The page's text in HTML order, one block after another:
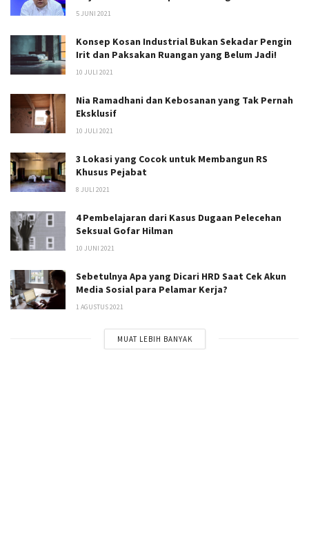
5 JUNI 2021
Konsep Kosan Industrial Bukan Sekadar Pengin
Irit dan Paksakan Ruangan yang Belum Jadi!
10 JULI 2021
Nia Ramadhani dan Kebosanan yang Tak Pernah
Eksklusif
10 JULI 2021
3 Lokasi yang Cocok untuk Membangun RS
Khusus Pejabat
8 JULI 2021
4 Pembelajaran dari Kasus Dugaan Pelecehan
Seksual Gofar Hilman
10 JUNI 2021
Sebetulnya Apa yang Dicari HRD Saat Cek Akun
Media Sosial para Pelamar Kerja?
1 AGUSTUS 2021
MUAT LEBIH BANYAK